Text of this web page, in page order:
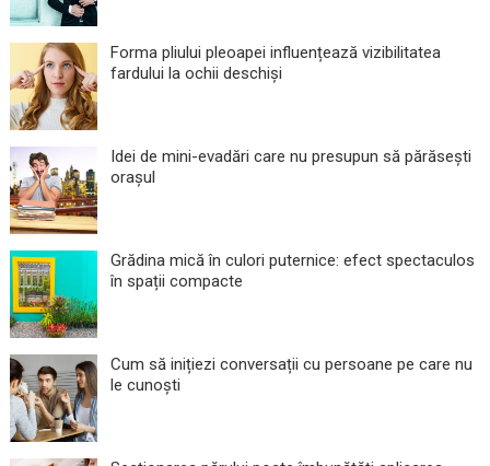
Forma pliului pleoapei influențează vizibilitatea
fardului la ochii deschiși
Idei de mini-evadări care nu presupun să părăsești
orașul
Grădina mică în culori puternice: efect spectaculos
în spații compacte
Cum să inițiezi conversații cu persoane pe care nu
le cunoști